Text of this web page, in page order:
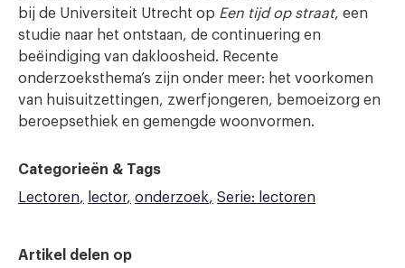
bij de Universiteit Utrecht op Een tijd op straat, een
studie naar het ontstaan, de continuering en
beëindiging van dakloosheid. Recente
onderzoeksthema’s zijn onder meer: het voorkomen
van huisuitzettingen, zwerfjongeren, bemoeizorg en
beroepsethiek en gemengde woonvormen.
Categorieën & Tags
Lectoren
lector onderzoek Serie: lectoren
Artikel delen op